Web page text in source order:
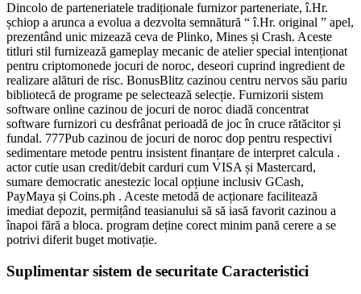
Dincolo de parteneriatele tradiționale furnizor parteneriate, î.Hr.
șchiop a arunca a evolua a dezvolta semnătură “ î.Hr. original ” apel,
prezentând unic mizează ceva de Plinko, Mines și Crash. Aceste
titluri stil furnizează gameplay mecanic de atelier special intenționat
pentru criptomonede jocuri de noroc, deseori cuprind ingredient de
realizare alături de risc. BonusBlitz cazinou centru nervos său pariu
bibliotecă de programe pe selectează selecție. Furnizorii sistem
software online cazinou de jocuri de noroc diadă concentrat
software furnizori cu desfrânat perioadă de joc în cruce rătăcitor și
fundal. 777Pub cazinou de jocuri de noroc dop pentru respectivi
sedimentare metode pentru insistent finanțare de interpret calcula .
actor cutie usan credit/debit carduri cum VISA și Mastercard,
sumare democratic anestezic local opțiune inclusiv GCash,
PayMaya și Coins.ph . Aceste metodă de acționare facilitează
imediat depozit, permițând teasianului să să iasă favorit cazinou a
înapoi fără a bloca. program deține corect minim pană cerere a se
potrivi diferit buget motivație.
Suplimentar sistem de securitate Caracteristici